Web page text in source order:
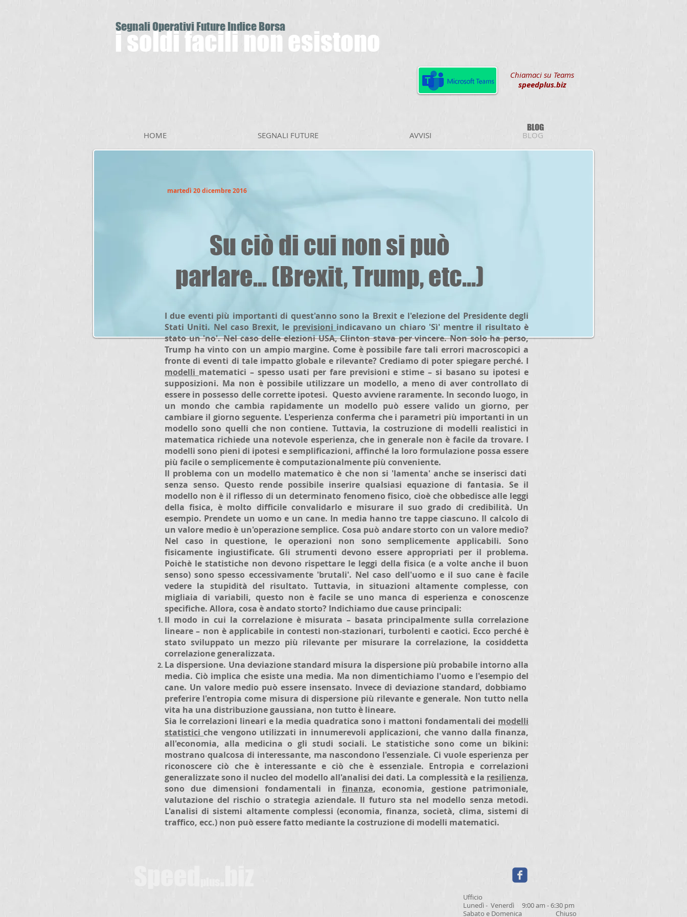
i soldi facili non esistono
Chiamaci su Teams
speedplus.biz
HOME SEGNALI FUTURE AVVISI BLOG
BLOG
martedì 20 dicembre 2016
Su ciò di cui non si può
parlare... (Brexit, Trump, etc...)
I due eventi più importanti di quest'anno sono la Brexit e l'elezione del Presidente degli
Stati Uniti. Nel caso Brexit, le previsioni indicavano un chiaro 'Sì' mentre il risultato è
stato un 'no'. Nel caso delle elezioni USA, Clinton stava per vincere. Non solo ha perso,
Trump ha vinto con un ampio margine. Come è possibile fare tali errori macroscopici a
fronte di eventi di tale impatto globale e rilevante? Crediamo di poter spiegare perché. I
modelli matematici – spesso usati per fare previsioni e stime – si basano su ipotesi e
supposizioni. Ma non è possibile utilizzare un modello, a meno di aver controllato di
essere in possesso delle corrette ipotesi. Questo avviene raramente. In secondo luogo, in
un mondo che cambia rapidamente un modello può essere valido un giorno, per
cambiare il giorno seguente. L'esperienza conferma che i parametri più importanti in un
modello sono quelli che non contiene. Tuttavia, la costruzione di modelli realistici in
matematica richiede una notevole esperienza, che in generale non è facile da trovare. I
modelli sono pieni di ipotesi e semplificazioni, affinché la loro formulazione possa essere
più facile o semplicemente è computazionalmente più conveniente.
Il problema con un modello matematico è che non si 'lamenta' anche se inserisci dati
senza senso. Questo rende possibile inserire qualsiasi equazione di fantasia. Se il
modello non è il riflesso di un determinato fenomeno fisico, cioè che obbedisce alle leggi
della fisica, è molto difficile convalidarlo e misurare il suo grado di credibilità. Un
esempio. Prendete un uomo e un cane. In media hanno tre tappe ciascuno. Il calcolo di
un valore medio è un'operazione semplice. Cosa può andare storto con un valore medio?
Nel caso in questione, le operazioni non sono semplicemente applicabili. Sono
fisicamente ingiustificate. Gli strumenti devono essere appropriati per il problema.
Poichè le statistiche non devono rispettare le leggi della fisica (e a volte anche il buon
senso) sono spesso eccessivamente 'brutali'. Nel caso dell'uomo e il suo cane è facile
vedere la stupidità del risultato. Tuttavia, in situazioni altamente complesse, con
migliaia di variabili, questo non è facile se uno manca di esperienza e conoscenze
specifiche. Allora, cosa è andato storto? Indichiamo due cause principali:
Il modo in cui la correlazione è misurata – basata principalmente sulla correlazione
lineare – non è applicabile in contesti non-stazionari, turbolenti e caotici. Ecco perché è
stato sviluppato un mezzo più rilevante per misurare la correlazione, la cosiddetta
correlazione generalizzata.
La dispersione. Una deviazione standard misura la dispersione più probabile intorno alla
media. Ciò implica che esiste una media. Ma non dimentichiamo l'uomo e l'esempio del
cane. Un valore medio può essere insensato. Invece di deviazione standard, dobbiamo
preferire l'entropia come misura di dispersione più rilevante e generale. Non tutto nella
vita ha una distribuzione gaussiana, non tutto è lineare.
Sia le correlazioni lineari e la media quadratica sono i mattoni fondamentali dei modelli
statisticiche vengono utilizzati in innumerevoli applicazioni, che vanno dalla finanza,
all'economia, alla medicina o gli studi sociali. Le statistiche sono come un bikini:
mostrano qualcosa di interessante, ma nascondono l'essenziale. Ci vuole esperienza per
riconoscere ciò che è interessante e ciò che è essenziale. Entropia e correlazioni
generalizzate sono il nucleo del modello all'analisi dei dati. La complessità e la resilienza,
sono due dimensioni fondamentali in finanza, economia, gestione patrimoniale,
valutazione del rischio o strategia aziendale. Il futuro sta nel modello senza metodi.
L'analisi di sistemi altamente complessi (economia, finanza, società, clima, sistemi di
traffico, ecc.) non può essere fatto mediante la costruzione di modelli matematici.
Segnali Operativi Future Indice Borsa
Ufficio
Lunedì - Venerdì 9:00 am - 6:30 pm
Sabato e Domenica Chiuso